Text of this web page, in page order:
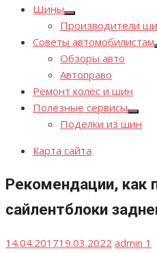
Шины
Показывать
подменю
Производители
Советы автомобилистам
Обзоры авто
Автоправо
Ремонт колес и шин
Полезные сервисы
Поделки из шин
Карта сайта
Рекомендации, как
сайлентблоки
Опубликовано
14.04.201719.03.2022 Автор
admin 1